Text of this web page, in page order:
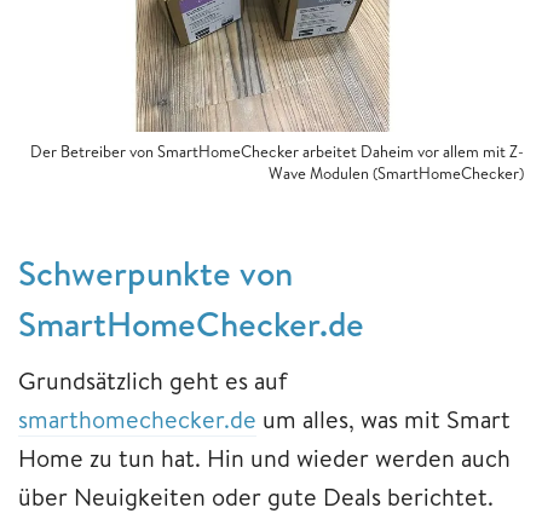
Der Betreiber von SmartHomeChecker arbeitet Daheim vor allem mit Z-
Wave Modulen (SmartHomeChecker)
Schwerpunkte von
SmartHomeChecker.de
Grundsätzlich geht es auf
smarthomechecker.de um alles, was mit Smart
Home zu tun hat. Hin und wieder werden auch
über Neuigkeiten oder gute Deals berichtet.